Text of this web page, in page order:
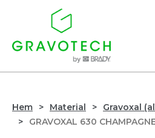
Hem Material
Gravoxal
GRAVOXAL 630